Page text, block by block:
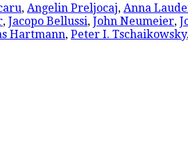
, Angelin Preljocaj, Anna
, Jacopo Bellussi, John Neumeier,
Hartmann, Peter I. Tschaikowsky,